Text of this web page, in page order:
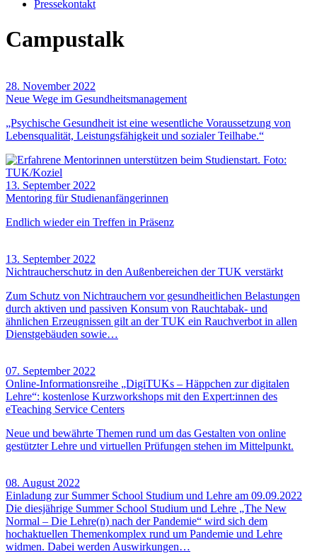
Pressekontakt
Campustalk
28. November 2022
Neue Wege im Gesundheitsmanagement
„Psychische Gesundheit ist eine wesentliche Voraussetzung von
Lebensqualität, Leistungsfähigkeit und sozialer Teilhabe.“
13. September 2022
Mentoring für Studienanfängerinnen
Endlich wieder ein Treffen in Präsenz
13. September 2022
Nichtraucherschutz in den Außenbereichen der TUK verstärkt
Zum Schutz von Nichtrauchern vor gesundheitlichen Belastungen
durch aktiven und passiven Konsum von Rauchtabak- und
ähnlichen Erzeugnissen gilt an der TUK ein Rauchverbot in allen
Dienstgebäuden sowie…
07. September 2022
Online-Informationsreihe „DigiTUKs – Häppchen zur digitalen
Lehre“: kostenlose Kurzworkshops mit den Expert:innen des
eTeaching Service Centers
Neue und bewährte Themen rund um das Gestalten von online
gestützter Lehre und virtuellen Prüfungen stehen im Mittelpunkt.
08. August 2022
Einladung zur Summer School Studium und Lehre am 09.09.2022
Die diesjährige Summer School Studium und Lehre „The New
Normal – Die Lehre(n) nach der Pandemie“ wird sich dem
hochaktuellen Themenkomplex rund um Pandemie und Lehre
widmen. Dabei werden Auswirkungen…